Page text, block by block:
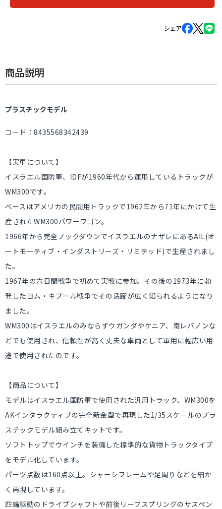
シェア
商品説明
プラスチックモデル
コード：8435568342439
【実車について】
イスラエル国防軍、IDFが1960年代から運用しているトラックが
WM300です。
ベースはアメリカの民間用トラックで1962年から71年にかけて生
産されたWM300パワーワゴン。
1966年から完全ノックダウンでイスラエルのナザレにあるAIL(オ
ートモーティブ・インダストリーズ・リミテッド)で生産されまし
た。
1967年の六日間戦争で初めて実戦に参加。その後の1973年に勃
発したヨム・キプール戦争でその活躍が広く知られるようになり
ました。
WM300はイスラエルのみならずウガンダやケニア、南レバノンな
どでも使用され、信頼性が高く丈夫な車両として軍用に幅広い用
途で使用されたのです。
【商品について】
モデルはイスラエル国防軍で使用された汎用トラック、WM300を
AKインタラクティブの完全新金型で再現した1/35スケールのプラ
スチックモデル組み立てキットです。
ソフトトップでウインチを装備した標準的な貨物トラックタイプ
をモデル化しています。
パーツ点数は160点以上。シャーシフレームや足周りなどを細か
く再現しています。
四輪駆動のドライブシャフトや前後リーフスプリングのサスペン